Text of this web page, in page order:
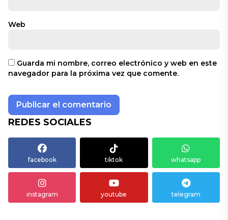
Web
Guarda mi nombre, correo electrónico y web en este
navegador para la próxima vez que comente.
REDES SOCIALES
facebook tiktok whatsapp
instagram youtube telegram